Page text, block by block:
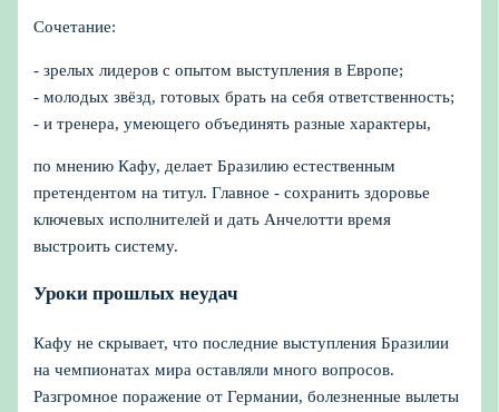
Сочетание:
- зрелых лидеров с опытом выступления в Европе;
- молодых звёзд, готовых брать на себя ответственность;
- и тренера, умеющего объединять разные характеры,
по мнению Кафу, делает Бразилию естественным
претендентом на титул. Главное - сохранить здоровье
ключевых исполнителей и дать Анчелотти время
выстроить систему.
Уроки прошлых неудач
Кафу не скрывает, что последние выступления Бразилии
на чемпионатах мира оставляли много вопросов.
Разгромное поражение от Германии, болезненные вылеты